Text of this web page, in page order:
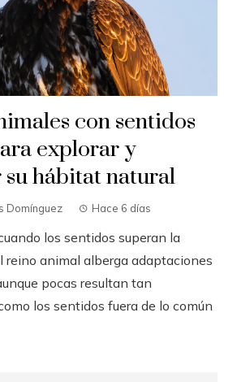
con sentidos
explorar y
hábitat natural
Domínguez Hace 6 días
los sentidos superan la
reino animal alberga adaptaciones
pocas resultan tan
los sentidos fuera de lo común